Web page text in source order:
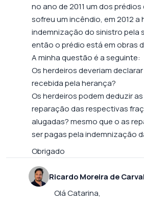
no ano de 2011 um dos
sofreu um incêndio, em 2012
indemnização do sinistro pela
então o prédio está em obras
A minha questão é a seguinte:
Os herdeiros deveriam
recebida pela herança?
Os herdeiros podem deduzir
reparação das respectivas
alugadas? mesmo que o as
ser pagas pela indemnização
Obrigado
Ricardo Moreira de
Olá Catarina,